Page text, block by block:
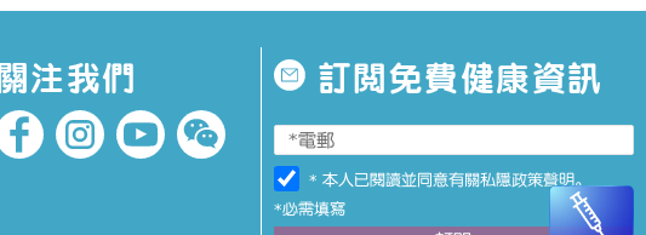
關注我們 訂閱免費健康資訊
* 本人已閱讀並同意有關私隱政策聲明。
*必需填寫